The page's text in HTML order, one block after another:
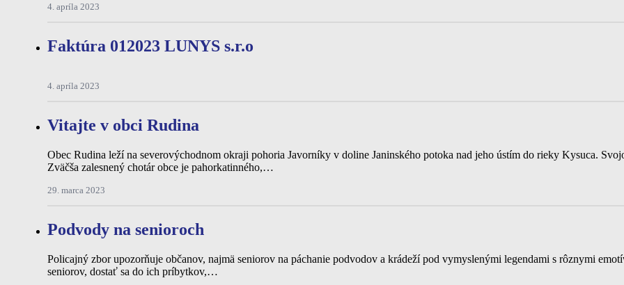
4. apríla 2023
Faktúra 012023 LUNYS s.r.o
4. apríla 2023
Vitajte v obci Rudina
Obec Rudina leží na severovýchodnom okraji pohoria Javorníky v doline Janinského potoka nad jeho ústím do rieky Kysuca.
Zväčša zalesnený chotár obce je pahorkatinného,…
29. marca 2023
Podvody na senioroch
Policajný zbor upozorňuje občanov, najmä seniorov na páchanie podvodov a krádeží pod vymyslenými legendami s rôznymi
seniorov, dostať sa do ich príbytkov,…